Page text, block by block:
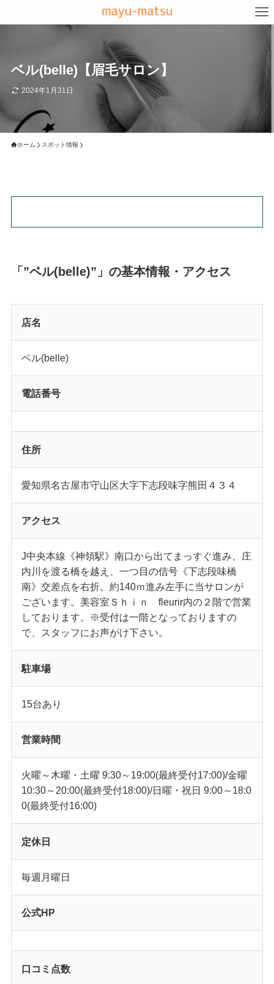
ベル(belle)【眉毛サロン】
2024年1月31日
ホーム スポット情報
「”ベル(belle)”」の基本情報・アクセス
店名
ベル(belle)
電話番号
住所
愛知県名古屋市守山区大字下志段味字熊田４３４
アクセス
J中央本線《神領駅》南口から出てまっすぐ進み、庄
内川を渡る橋を越え、一つ目の信号《下志段味橋
南》交差点を右折。約140ｍ進み左手に当サロンが
ございます。美容室Ｓｈｉｎ fleurir内の２階で営業
しております。※受付は一階となっておりますの
で、スタッフにお声がけ下さい。
駐車場
15台あり
営業時間
火曜～木曜・土曜 9:30～19:00(最終受付17:00)/金曜
10:30～20:00(最終受付18:00)/日曜・祝日 9:00～18:0
0(最終受付16:00)
定休日
毎週月曜日
公式HP
口コミ点数